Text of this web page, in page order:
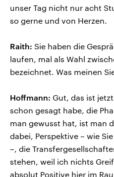
unser Tag nicht nur acht
so gerne und von Herzen.
Raith: Sie haben die
laufen, mal als Wahl
bezeichnet. Was meinen
Hoffmann: Gut, das ist
schon gesagt habe, die
man gewusst hat, ist man
dabei, Perspektive – wie
–, die
stehen, weil ich nichts
absolut Positive hier im